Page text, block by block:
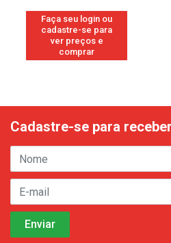
Faça seu login ou
cadastre-se para
ver preços e
comprar
Cadastre-se para